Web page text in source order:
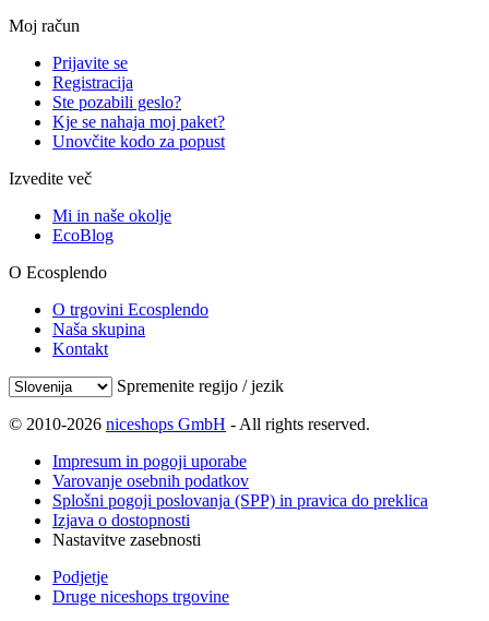
Moj račun
Prijavite se
Registracija
Ste pozabili geslo?
Kje se nahaja moj paket?
Unovčite kodo za popust
Izvedite več
Mi in naše okolje
EcoBlog
O Ecosplendo
O trgovini Ecosplendo
Naša skupina
Kontakt
Spremenite regijo / jezik
© 2010-2026 niceshops GmbH - All rights reserved.
Impresum in pogoji uporabe
Varovanje osebnih podatkov
Splošni pogoji poslovanja (SPP) in pravica do preklica
Izjava o dostopnosti
Nastavitve zasebnosti
Podjetje
Druge niceshops trgovine